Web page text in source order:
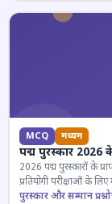
MCQ मध्यम
पद्म पुरस्कार 2026
2026 पद्म पुरस्कारों के
प्रतियोगी परीक्षाओं के लिए
पुरस्कार और सम्मान